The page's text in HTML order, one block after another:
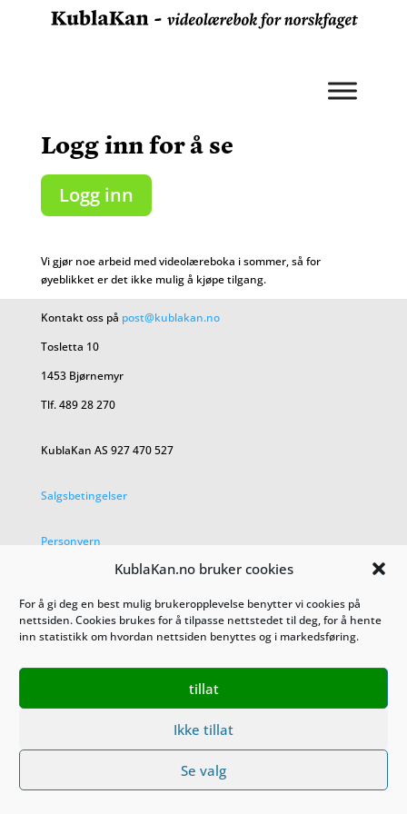
KublaKan.no bruker cookies
For å gi deg en best mulig brukeropplevelse benytter vi cookies på
nettsiden. Cookies brukes for å tilpasse nettstedet til deg, for å hente
inn statistikk om hvordan nettsiden benyttes og i markedsføring.
tillat
Ikke tillat
Se valg
Logg inn for å se
Logg inn
Vi gjør noe arbeid med videolæreboka i sommer, så for
øyeblikket er det ikke mulig å kjøpe tilgang.
Kontakt oss på post@kublakan.no
Tosletta 10
1453 Bjørnemyr
Tlf. 489 28 270
KublaKan AS 927 470 527
Salgsbetingelser
Personvern